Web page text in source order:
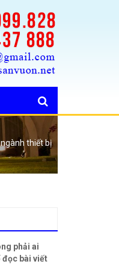
thiết bị
phải ai
đọc bài viết